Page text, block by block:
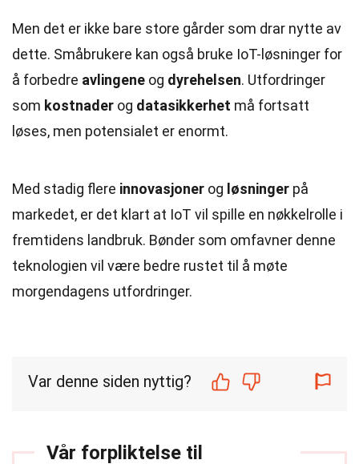
Men det er ikke bare store gårder som drar nytte av
dette. Småbrukere kan også bruke IoT-løsninger for
å forbedre avlingene og dyrehelsen. Utfordringer
som kostnader og datasikkerhet må fortsatt
løses, men potensialet er enormt.
Med stadig flere innovasjoner og løsninger på
markedet, er det klart at IoT vil spille en nøkkelrolle i
fremtidens landbruk. Bønder som omfavner denne
teknologien vil være bedre rustet til å møte
morgendagens utfordringer.
Var denne siden nyttig?
Vår forpliktelse til